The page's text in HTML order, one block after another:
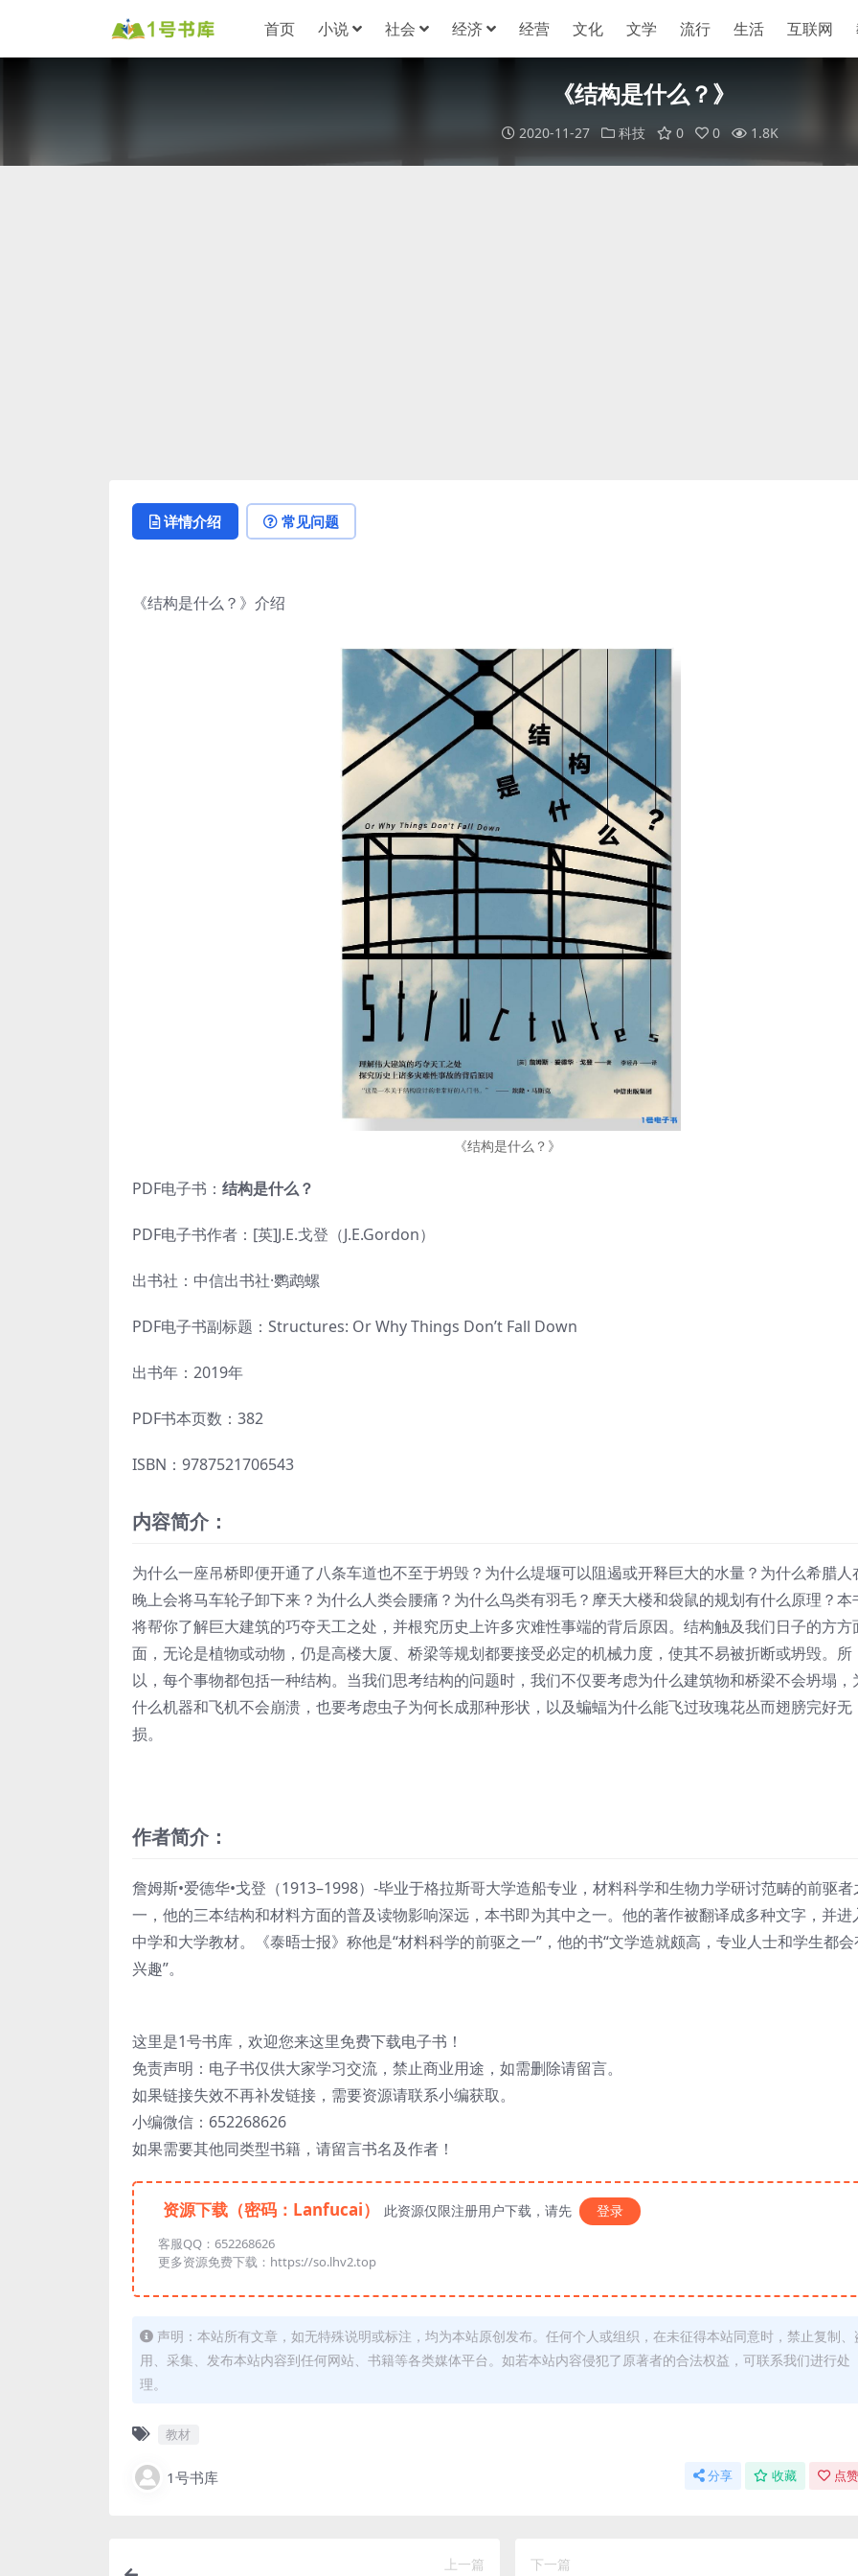
首页 小说 社会 经济 经营 文化 文学 流行 生活 互联网
《结构是什么？》
2020-11-27 科技 0 0 1.8K
详情介绍 常见问题
《结构是什么？》介绍
《结构是什么？》
PDF电子书： 结构是什么？
PDF电子书作者：[英]J.E.戈登（J.E.Gordon）
出书社：中信出书社·鹦鹉螺
PDF电子书副标题：Structures: Or Why Things Don’t Fall Down
出书年：2019年
PDF书本页数：382
ISBN：9787521706543
内容简介：
为什么一座吊桥即便开通了八条车道也不至于坍毁？为什么堤堰可以阻遏或开释巨大的水量？为什么希腊人
晚上会将马车轮子卸下来？为什么人类会腰痛？为什么鸟类有羽毛？摩天大楼和袋鼠的规划有什么原理？本
将帮你了解巨大建筑的巧夺天工之处，并根究历史上许多灾难性事端的背后原因。结构触及我们日子的方方
面，无论是植物或动物，仍是高楼大厦、桥梁等规划都要接受必定的机械力度，使其不易被折断或坍毁。所
以，每个事物都包括一种结构。当我们思考结构的问题时，我们不仅要考虑为什么建筑物和桥梁不会坍塌，
什么机器和飞机不会崩溃，也要考虑虫子为何长成那种形状，以及蝙蝠为什么能飞过玫瑰花丛而翅膀完好无
损。
作者简介：
詹姆斯•爱德华•戈登（1913–1998）-毕业于格拉斯哥大学造船专业，材料科学和生物力学研讨范畴的前驱者
一，他的三本结构和材料方面的普及读物影响深远，本书即为其中之一。他的著作被翻译成多种文字，并进
中学和大学教材。《泰晤士报》称他是“材料科学的前驱之一”，他的书“文学造就颇高，专业人士和学生都会
兴趣”。
这里是1号书库，欢迎您来这里免费下载电子书！
免责声明：电子书仅供大家学习交流，禁止商业用途，如需删除请留言。
如果链接失效不再补发链接，需要资源请联系小编获取。
小编微信：652268626
如果需要其他同类型书籍，请留言书名及作者！
资源下载（密码：Lanfucai） 此资源仅限注册用户下载，请先 登录
客服QQ：652268626
更多资源免费下载：https://so.lhv2.top
声明：本站所有文章，如无特殊说明或标注，均为本站原创发布。任何个人或组织，在未征得本站同意时，禁止复制、
用、采集、发布本站内容到任何网站、书籍等各类媒体平台。如若本站内容侵犯了原著者的合法权益，可联系我们进行处
理。
教材
1号书库 分享 收藏 点
上一篇 下一篇